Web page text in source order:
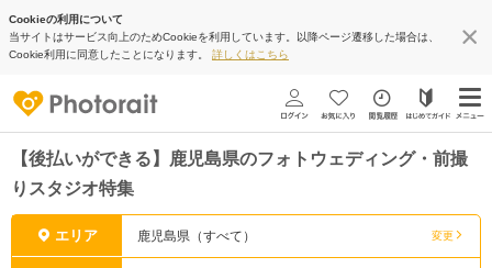
Cookieの利用について
当サイトはサービス向上のためCookieを利用しています。以降ページ遷移した場合は、
Cookie利用に同意したことになります。 詳しくはこちら
【後払いができる】鹿児島県のフォトウェディング・前撮
りスタジオ特集
エリア 鹿児島県（すべて） 変更